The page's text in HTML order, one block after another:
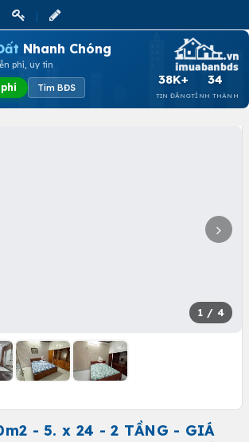
Nhanh Chóng
phí, uy tín
Tìm BĐS
38K+
TIN ĐĂNG
34
TỈNH THÀNH
1 / 4
- 5. x 24 - 2 TẦNG - GIÁ